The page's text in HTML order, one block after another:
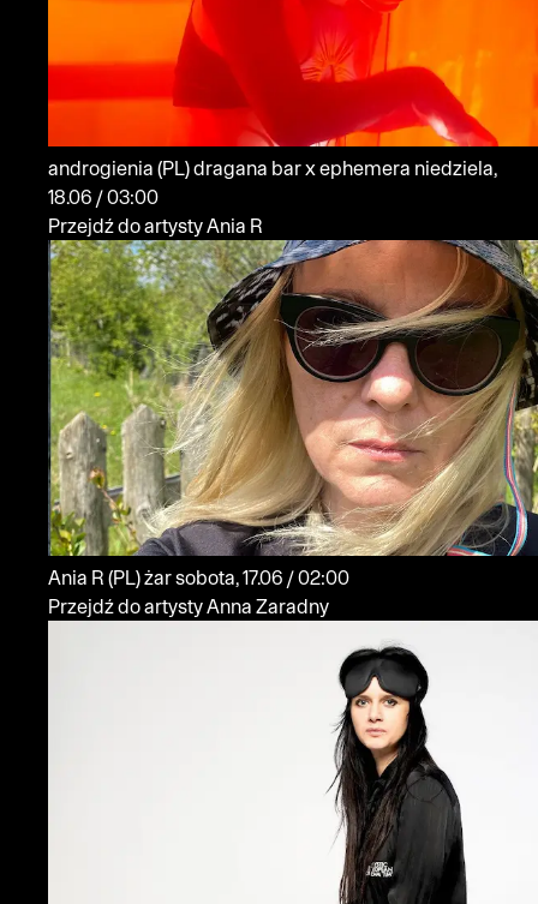
androgienia (PL)dragana bar x ephemera niedziela,
18.06 / 03:00
Przejdź do artysty Ania R
Ania R (PL)żar
sobota, 17.06 / 02:00
Przejdź do artysty Anna Zaradny